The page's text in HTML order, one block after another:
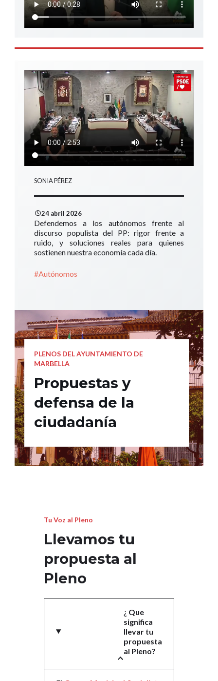
SONIA PÉREZ
24 abril 2026
Defendemos a los autónomos frente al
discurso populista del PP: rigor frente a
ruido, y soluciones reales para quienes
sostienen nuestra economía cada día.
#Autónomos
PLENOS DEL AYUNTAMIENTO DE
MARBELLA
Propuestas y
defensa de la
ciudadanía
Tu Voz al Pleno
Llevamos tu
propuesta al
Pleno
¿ Que
significa
llevar tu
propuesta
al Pleno?